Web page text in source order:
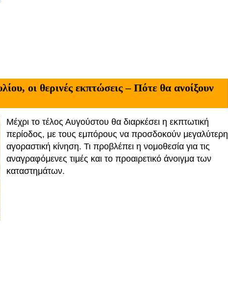
οι θερινές εκπτώσεις – Πότε θα ανοίξουν
Μέχρι το τέλος Αυγούστου θα διαρκέσει η εκπτωτική
περίοδος, με τους εμπόρους να προσδοκούν μεγαλύτερη
αγοραστική κίνηση. Τι προβλέπει η νομοθεσία για τις
αναγραφόμενες τιμές και το προαιρετικό άνοιγμα των
καταστημάτων.